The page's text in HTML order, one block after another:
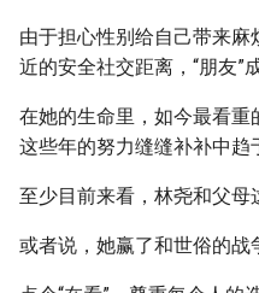
由于担心性别给自己带来
近的安全社交距离，“朋友”
在她的生命里，如今最看
这些年的努力缝缝补补中趋
至少目前来看，林尧和父母
或者说，她赢了和世俗的战